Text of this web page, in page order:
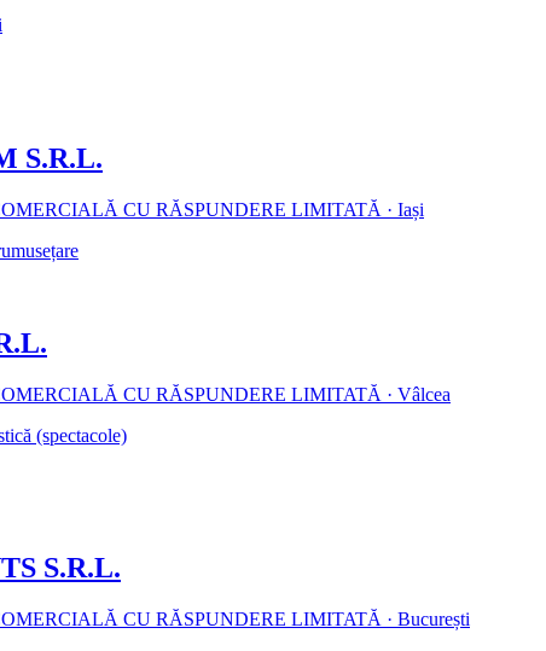
S.R.L.
CU RĂSPUNDERE LIMITATĂ · Iași
CU RĂSPUNDERE LIMITATĂ · Vâlcea
(spectacole)
S.R.L.
CU RĂSPUNDERE LIMITATĂ · București